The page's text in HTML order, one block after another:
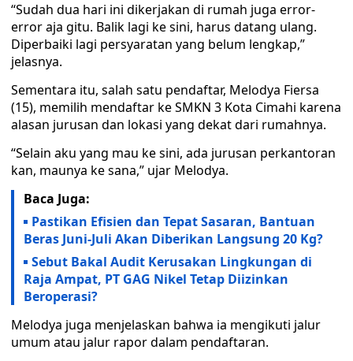
“Sudah dua hari ini dikerjakan di rumah juga error-
error aja gitu. Balik lagi ke sini, harus datang ulang.
Diperbaiki lagi persyaratan yang belum lengkap,”
jelasnya.
Sementara itu, salah satu pendaftar, Melodya Fiersa
(15), memilih mendaftar ke SMKN 3 Kota Cimahi karena
alasan jurusan dan lokasi yang dekat dari rumahnya.
“Selain aku yang mau ke sini, ada jurusan perkantoran
kan, maunya ke sana,” ujar Melodya.
Baca Juga:
Pastikan Efisien dan Tepat Sasaran, Bantuan
Beras Juni-Juli Akan Diberikan Langsung 20 Kg?
Sebut Bakal Audit Kerusakan Lingkungan di
Raja Ampat, PT GAG Nikel Tetap Diizinkan
Beroperasi?
Melodya juga menjelaskan bahwa ia mengikuti jalur
umum atau jalur rapor dalam pendaftaran.